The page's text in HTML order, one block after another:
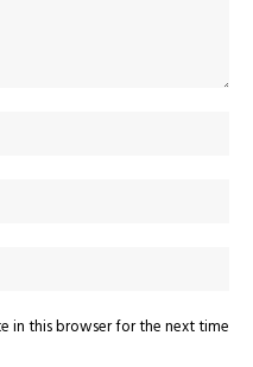
in this browser for the next time